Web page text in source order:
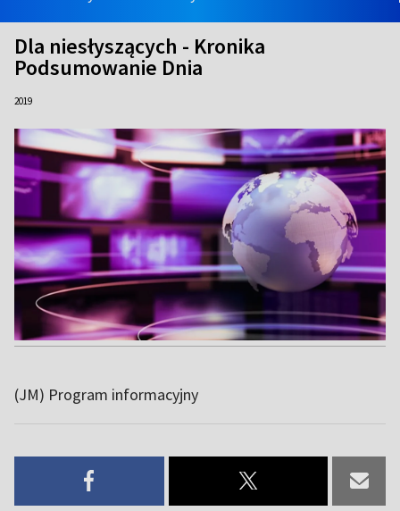
Dla niesłyszących - Kronika
Podsumowanie Dnia
2019
(JM) Program informacyjny